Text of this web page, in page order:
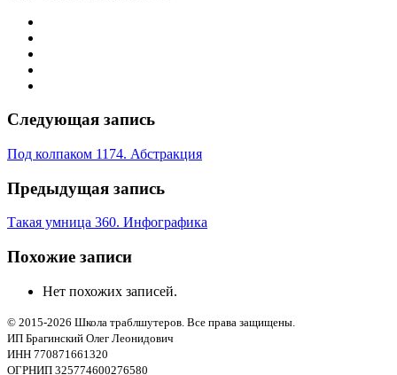
Следующая запись
Под колпаком 1174. Абстракция
Предыдущая запись
Такая умница 360. Инфографика
Похожие записи
Нет похожих записей.
© 2015-2026 Школа траблшутеров. Все права защищены.
ИП Брагинский Олег Леонидович
ИНН 770871661320
ОГРНИП 325774600276580